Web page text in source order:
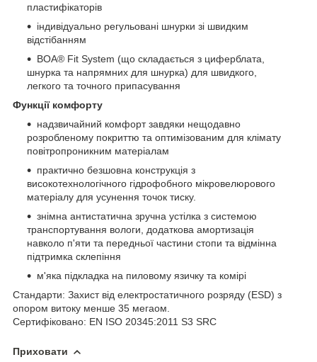
пластифікаторів
індивідуально регульовані шнурки зі швидким
відстібанням
BOA® Fit System (що складається з циферблата,
шнурка та напрямних для шнурка) для швидкого,
легкого та точного припасування
Функції комфорту
надзвичайний комфорт завдяки нещодавно
розробленому покриттю та оптимізованим для клімату
повітропроникним матеріалам
практично безшовна конструкція з
високотехнологічного гідрофобного мікровелюрового
матеріалу для усунення точок тиску.
знімна антистатична зручна устілка з системою
транспортування вологи, додаткова амортизація
навколо п'яти та передньої частини стопи та відмінна
підтримка склепіння
м'яка підкладка на пиловому язичку та комірі
Стандарти: Захист від електростатичного розряду (ESD) з
опором витоку менше 35 мегаом.
Сертифіковано: EN ISO 20345:2011 S3 SRC
Приховати